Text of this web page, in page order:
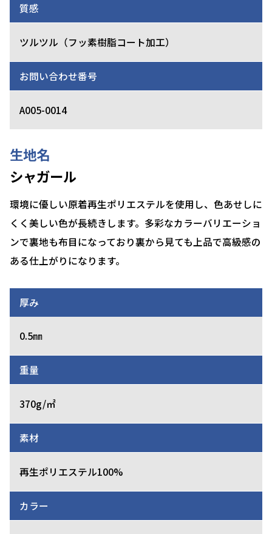
質感
ツルツル（フッ素樹脂コート加工）
お問い合わせ番号
A005-0014
生地名
シャガール
環境に優しい原着再生ポリエステルを使用し、色あせしに
くく美しい色が長続きします。多彩なカラーバリエーショ
ンで裏地も布目になっており裏から見ても上品で高級感の
ある仕上がりになります。
厚み
0.5㎜
重量
370g/㎡
素材
再生ポリエステル100%
カラー